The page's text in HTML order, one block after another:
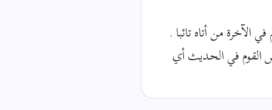
الآخرة من أتاه تائبا .
القوم في الحديث أي